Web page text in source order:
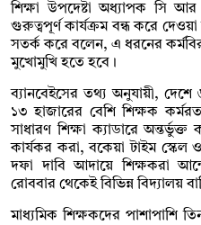
শিক্ষা উপদেষ্টা অধ্যাপক সি
গুরুত্বপূর্ণ কার্যক্রম বন্ধ করে
সতর্ক করে বলেন, এ ধরনের
মুখোমুখি হতে হবে।
ব্যানবেইসের তথ্য অনুযায়ী, দেশে
১৩ হাজারের বেশি শিক্ষক
সাধারণ শিক্ষা ক্যাডারে
কার্যকর করা, বকেয়া টাইম
দফা দাবি আদায়ে শিক্ষকরা
রোববার থেকেই বিভিন্ন বিদ্যালয়
মাধ্যমিক শিক্ষকদের পাশাপাশি